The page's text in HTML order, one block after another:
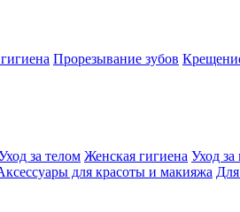
Прорезывание зубов
за телом Женская гигиена Уход за
для красоты и макияжа